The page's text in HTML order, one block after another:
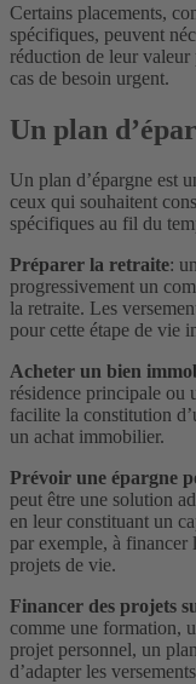
Certains placements,
spécifiques, peuvent
réduction de leur valeur
cas de besoin urgent.
Un plan
Un plan d’épargne est
ceux qui souhaitent
spécifiques au fil du
Préparer la retraite:
progressivement un
la retraite. Les
pour cette étape de vie
Acheter un bien
résidence principale ou
facilite la constitution
un achat immobilier.
Prévoir une épargne
peut être une solution
en leur constituant un
par exemple, à financer
projets de vie.
Financer des projets
comme une formation,
projet personnel, un
d’adapter les